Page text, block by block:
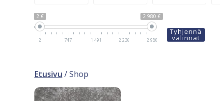
2 € 2 980 €
2 747 1 491 2 236 2 980
Tyhjennä
valinnat
Etusivu / Shop